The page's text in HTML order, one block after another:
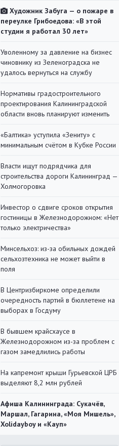
Художник Забуга — о пожаре в
переулке Грибоедова: «В этой
студии я работал 30 лет»
Уволенному за давление на бизнес
чиновнику из Зеленоградска не
удалось вернуться на службу
Нормативы градостроительного
проектирования Калининградской
области вновь планируют изменить
«Балтика» уступила «Зениту» с
минимальным счётом в Кубке России
Власти ищут подрядчика для
строительства дороги Калининград —
Холмогоровка
Инвестор о сдвиге сроков открытия
гостиницы в Железнодорожном: «Нет
только электричества»
Минсельхоз: из-за обильных дождей
сельхозтехника не может выйти в
поля
В Центризбиркоме определили
очередность партий в бюллетене на
выборах в Госдуму
В бывшем крайсхаусе в
Железнодорожном из-за проблем с
газом замедлились работы
На капремонт крыши Гурьевской ЦРБ
выделяют 8,2 млн рублей
Афиша Калининграда: Сукачёв,
Маршал, Гагарина, «Моя Мишель»,
Xolidayboy и «Кауп»